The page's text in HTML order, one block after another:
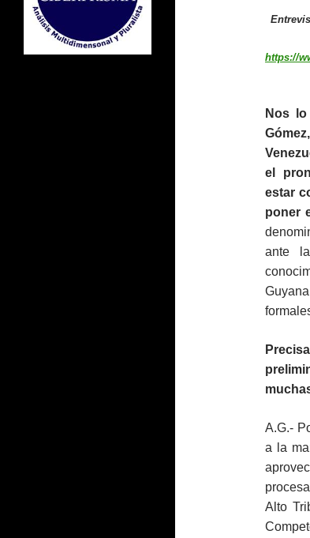
https://
Nos
el
estar
poner
ante
A.G.-
a la
Alto